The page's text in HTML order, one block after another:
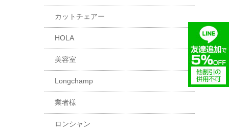
カットチェアー
HOLA
美容室
Longchamp
業者様
ロンシャン